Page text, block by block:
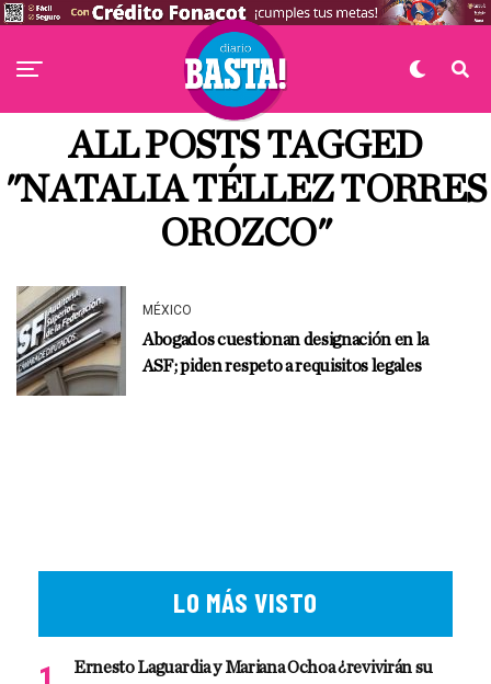
ALL POSTS TAGGED
"NATALIA TÉLLEZ TORRES
OROZCO"
MÉXICO
Abogados cuestionan designación en la
ASF; piden respeto a requisitos legales
LO MÁS VISTO
Ernesto Laguardia y Mariana Ochoa ¿revivirán su